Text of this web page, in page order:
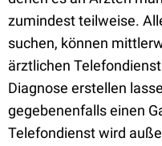
zumindest teilweise.
suchen, können
ärztlichen
Diagnose erstellen
gegebenenfalls einen
Telefondienst wird